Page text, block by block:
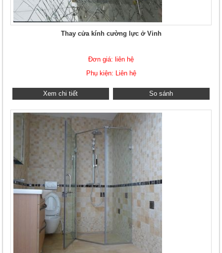
Thay cửa kính cường lực ở Vinh
Đơn giá: liên hệ
Phụ kiện: Liên hệ
Xem chi tiết So sánh